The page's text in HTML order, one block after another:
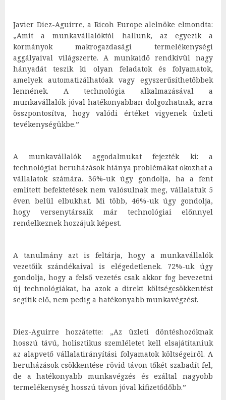
Javier Diez-Aguirre, a Ricoh Europe alelnöke elmondta:
„Amit a munkavállalóktól hallunk, az egyezik a
kormányok makrogazdasági termelékenységi
aggályaival világszerte. A munkaidő rendkívül nagy
hányadát teszik ki olyan feladatok és folyamatok,
amelyek automatizálhatóak vagy egyszerűsíthetőbbek
lennének. A technológia alkalmazásával a
munkavállalók jóval hatékonyabban dolgozhatnak, arra
összpontosítva, hogy valódi értéket vigyenek üzleti
tevékenységükbe.”
A munkavállalók aggodalmukat fejezték ki: a
technológiai beruházások hiánya problémákat okozhat a
vállalatok számára. 36%-uk úgy gondolja, ha a fent
említett befektetések nem valósulnak meg, vállalatuk 5
éven belül elbukhat. Mi több, 46%-uk úgy gondolja,
hogy versenytársaik már technológiai előnnyel
rendelkeznek hozzájuk képest.
A tanulmány azt is feltárja, hogy a munkavállalók
vezetőik szándékaival is elégedetlenek. 72%-uk úgy
gondolja, hogy a felső vezetés csak akkor fog bevezetni
új technológiákat, ha azok a direkt költségcsökkentést
segítik elő, nem pedig a hatékonyabb munkavégzést.
Diez-Aguirre hozzátette: „Az üzleti döntéshozóknak
hosszú távú, holisztikus szemléletet kell elsajátítaniuk
az alapvető vállalatirányítási folyamatok költségeiről. A
beruházások csökkentése rövid távon tőkét szabadít fel,
de a hatékonyabb munkavégzés és ezáltal nagyobb
termelékenység hosszú távon jóval kifizetődőbb.”